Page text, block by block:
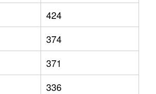
424
374
371
336